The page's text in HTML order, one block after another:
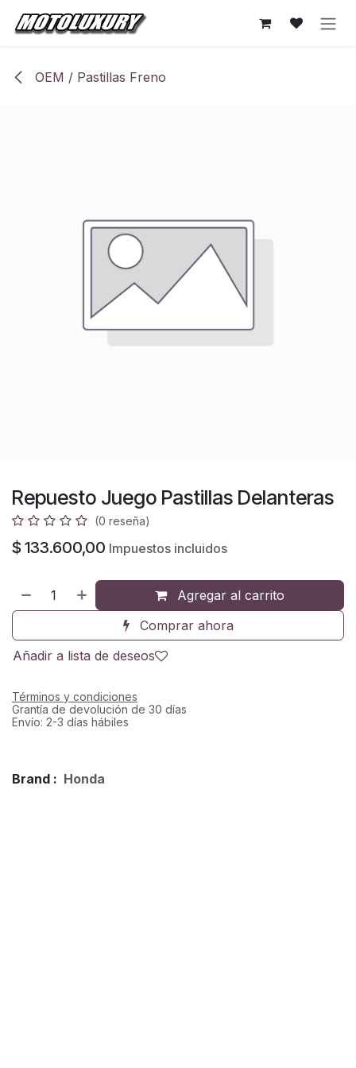
Ir al contenido
OEM / Pastillas Freno
Repuesto Juego Pastillas Delanteras
(0 reseña)
$ 133.600,00 Impuestos incluidos
Agregar al carrito
Comprar ahora
Añadir a lista de deseos
Términos y condiciones
Grantía de devolución de 30 días
Envío: 2-3 días hábiles
Brand : Honda